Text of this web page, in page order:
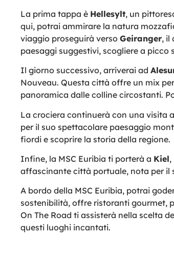
La prima tappa è Hellesylt, un
qui, potrai ammirare la natura
viaggio proseguirà verso Geiranger, il
paesaggi suggestivi, scogliere a picco
Il giorno successivo, arriverai ad
Nouveau. Questa città offre un mix
panoramica dalle colline circostanti.
La crociera continuerà con una visita a
per il suo spettacolare paesaggio
fiordi e scoprire la storia della regione.
Infine, la MSC Euribia ti porterà a Kiel,
affascinante città portuale, nota per il
A bordo della MSC Euribia, potrai
sostenibilità, offre ristoranti gourmet,
On The Road ti assisterà nella scelta
questi luoghi incantati.